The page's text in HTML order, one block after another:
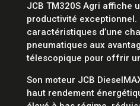
JCB TM320S Agri affiche
productivité exceptionnel.
caractéristiques d’une
pneumatiques aux
télescopique pour offrir
Son moteur JCB
haut rendement